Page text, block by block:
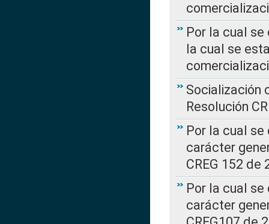
Por la cual se
la cual se
Socialización
Resolución
Por la cual
carácter
CREG 152 de
Por la cual
carácter